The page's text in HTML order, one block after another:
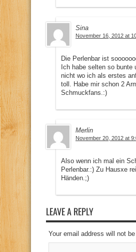
Sina
November 16, 2012 at
Die Perlenbar ist
Ich habe selten so
nicht wo ich als erstes
toll. Habe mir schon 2
Schmuckfans.:)
Merlin
November 20, 2012 at
Also wenn ich mal ein
Perlenbar.:) Zu Hausxe
Händen.;)
LEAVE A REPLY
Your email address will not